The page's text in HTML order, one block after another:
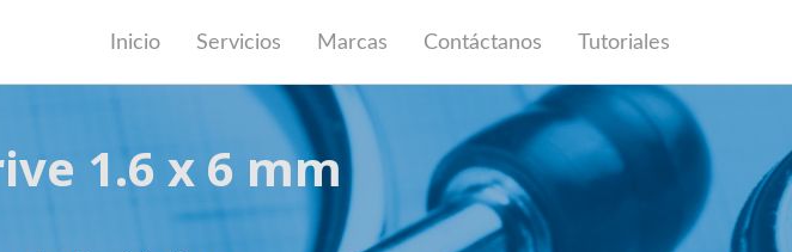
Inicio Servicios Marcas Contáctanos Tutoriales
1.6 x 6 mm